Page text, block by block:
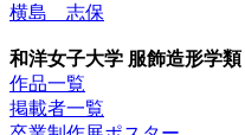
横島 志保
和洋女子大学 服飾造形学
作品一覧
掲載者一覧